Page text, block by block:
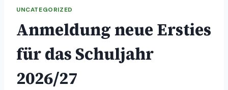
UNCATEGORIZED
Anmeldung neue Ersties
für das Schuljahr
2026/27